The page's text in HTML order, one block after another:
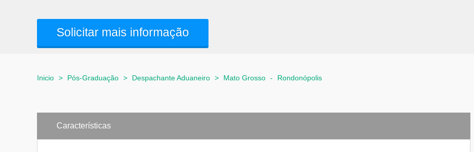
Solicitar mais informação
Inicio > Pós-Graduação > Despachante Aduaneiro > Mato Grosso - Rondonópolis
Características